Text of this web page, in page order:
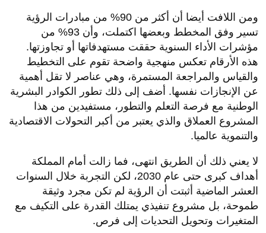
ومن اللافت أيضا أن أكثر من 90% من مبادرات الرؤية
تسير وفق المخطط وبعضها اكتملت، وأن 93% من
مؤشرات الأداء السنوية حققت مستهدفاتها أو تجاوزتها.
هذه الأرقام تعكس منهجية واضحة تقوم على التخطيط
والقياس والمراجعة المستمرة، وهي عناصر لا تقل أهمية
عن الإنجازات نفسها. أضف إلى ذلك تطور الكوادر البشرية
الوطنية مع فرصة التعلم والتطور، مستفيدين من هذا
المشروع العملاق والذي يعتبر من أكبر التحولات الاقتصادية
والتنموية عالميا.
لا يعني ذلك أن الطريق انتهى، فما زالت أمام المملكة
أهداف كبرى حتى عام 2030، لكن التجربة خلال السنوات
العشر الماضية أثبتت أن الرؤية لم تكن مجرد وثيقة
طموحة، بل مشروع تنفيذي يمتلك القدرة على التكيف مع
المتغيرات وتحويل التحديات إلى فرص.